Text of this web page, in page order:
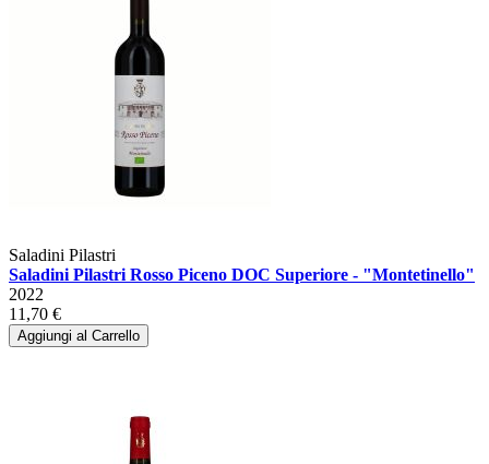
Saladini Pilastri
Saladini Pilastri Rosso Piceno DOC Superiore - "Montetinello"
2022
11,70 €
Aggiungi al Carrello